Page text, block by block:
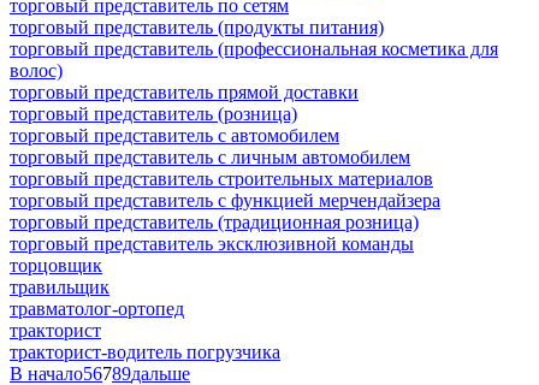
торговый представитель по сетям
торговый представитель (продукты питания)
торговый представитель (профессиональная косметика для
волос)
торговый представитель прямой доставки
торговый представитель (розница)
торговый представитель с автомобилем
торговый представитель с личным автомобилем
торговый представитель строительных материалов
торговый представитель с функцией мерчендайзера
торговый представитель (традиционная розница)
торговый представитель эксклюзивной команды
торцовщик
травильщик
травматолог-ортопед
тракторист
тракторист-водитель погрузчика
В начало56789дальше